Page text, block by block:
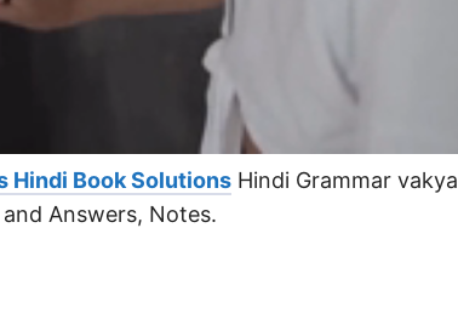
Hindi Book Solutions Hindi Grammar vakya
and Answers, Notes.